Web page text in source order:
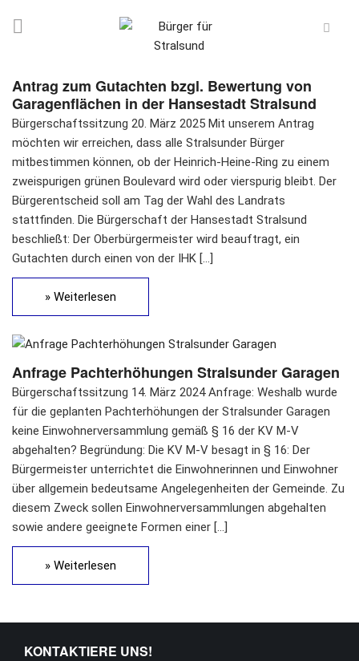
Antrag zum Gutachten bzgl. Bewertung von
Garagenflächen in der Hansestadt Stralsund
Bürgerschaftssitzung 20. März 2025 Mit unserem Antrag
möchten wir erreichen, dass alle Stralsunder Bürger
mitbestimmen können, ob der Heinrich-Heine-Ring zu einem
zweispurigen grünen Boulevard wird oder vierspurig bleibt. Der
Bürgerentscheid soll am Tag der Wahl des Landrats
stattfinden. Die Bürgerschaft der Hansestadt Stralsund
beschließt: Der Oberbürgermeister wird beauftragt, ein
Gutachten durch einen von der IHK […]
» Weiterlesen
Anfrage Pachterhöhungen Stralsunder Garagen
Bürgerschaftssitzung 14. März 2024 Anfrage: Weshalb wurde
für die geplanten Pachterhöhungen der Stralsunder Garagen
keine Einwohnerversammlung gemäß § 16 der KV M-V
abgehalten? Begründung: Die KV M-V besagt in § 16: Der
Bürgermeister unterrichtet die Einwohnerinnen und Einwohner
über allgemein bedeutsame Angelegenheiten der Gemeinde. Zu
diesem Zweck sollen Einwohnerversammlungen abgehalten
sowie andere geeignete Formen einer […]
» Weiterlesen
KONTAKTIERE UNS!